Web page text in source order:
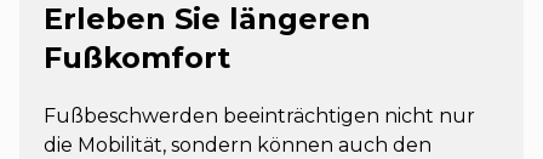
Erleben Sie längeren
Fußkomfort
Fußbeschwerden beeinträchtigen nicht nur
die Mobilität, sondern können auch den